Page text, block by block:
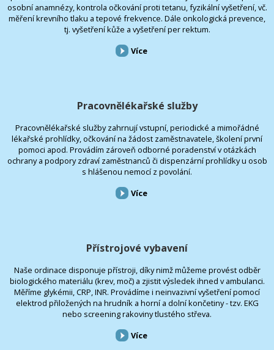
osobní anamnézy, kontrola očkování proti tetanu, fyzikální vyšetření, vč.
měření krevního tlaku a tepové frekvence. Dále onkologická prevence,
tj. vyšetření kůže a vyšetření per rektum.
Více
Pracovnělékařské služby
Pracovnělékařské služby zahrnují vstupní, periodické a mimořádné
lékařské prohlídky, očkování na žádost zaměstnavatele, školení první
pomoci apod. Provádím zároveň odborné poradenství v otázkách
ochrany a podpory zdraví zaměstnanců či dispenzární prohlídky u osob
s hlášenou nemocí z povolání.
Více
Přístrojové vybavení
Naše ordinace disponuje přístroji, díky nimž můžeme provést odběr
biologického materiálu (krev, moč) a zjistit výsledek ihned v ambulanci.
Měříme glykémii, CRP, INR. Provádíme i neinvazivní vyšetření pomocí
elektrod přiložených na hrudník a horní a dolní končetiny - tzv. EKG
nebo screening rakoviny tlustého střeva.
Více